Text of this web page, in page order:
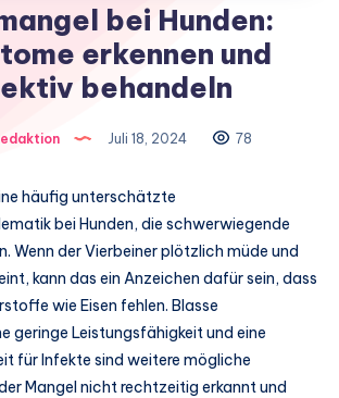
bei Hunden:
erkennen und
behandeln
Juli 18, 2024 78
häufig unterschätzte
bei Hunden, die schwerwiegende
Wenn der Vierbeiner plötzlich müde und
kann das ein Anzeichen dafür sein, dass
wie Eisen fehlen. Blasse
geringe Leistungsfähigkeit und eine
für Infekte sind weitere mögliche
Mangel nicht rechtzeitig erkannt und